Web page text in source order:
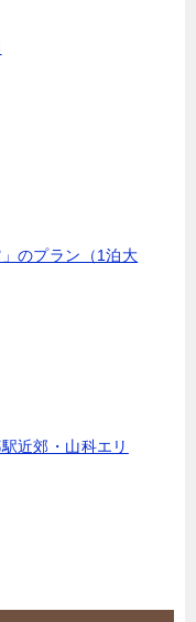
のプラン（1泊大
近郊・山科エリ